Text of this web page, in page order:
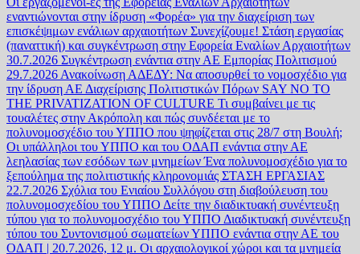
εναντιώνονται στην ίδρυση «Φορέα» για την διαχείριση των
επισκέψιμων ενάλιων αρχαιοτήτων Συνεχίζουμε! Στάση εργασίας
(παναττική) και συγκέντρωση στην Εφορεία Εναλίων Αρχαιοτήτων
30.7.2026 Συγκέντρωση ενάντια στην ΑΕ Εμπορίας Πολιτισμού
29.7.2026 Ανακοίνωση ΑΔΕΔΥ: Να αποσυρθεί το νομοσχέδιο για
την ίδρυση ΑΕ Διαχείρισης Πολιτιστικών Πόρων SAY NO TO
THE PRIVATIZATION OF CULTURE Τι συμβαίνει με τις
τουαλέτες στην Ακρόπολη και πώς συνδέεται με το
πολυνομοσχέδιο του ΥΠΠΟ που ψηφίζεται στις 28/7 στη Βουλή;
Οι υπάλληλοι του ΥΠΠΟ και του ΟΔΑΠ ενάντια στην ΑΕ
λεηλασίας των εσόδων των μνημείων Ένα πολυνομοσχέδιο για το
ξεπούλημα της πολιτιστικής κληρονομιάς ΣΤΑΣΗ ΕΡΓΑΣΙΑΣ
22.7.2026 Σχόλια του Ενιαίου Συλλόγου στη διαβούλευση του
πολυνομοσχεδίου του ΥΠΠΟ Δείτε την διαδικτυακή συνέντευξη
τύπου για το πολυνομοσχέδιο του ΥΠΠΟ Διαδικτυακή συνέντευξη
τύπου του Συντονισμού σωματείων ΥΠΠΟ ενάντια στην ΑΕ του
ΟΔΑΠ | 20.7.2026, 12 μ. Οι αρχαιολογικοί χώροι και τα μνημεία